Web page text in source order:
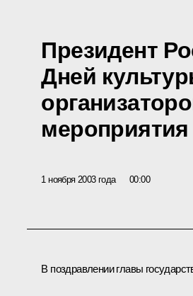
Президент
Дней
мероприятия
1 ноября 2003 года 00:00
В поздравлении главы